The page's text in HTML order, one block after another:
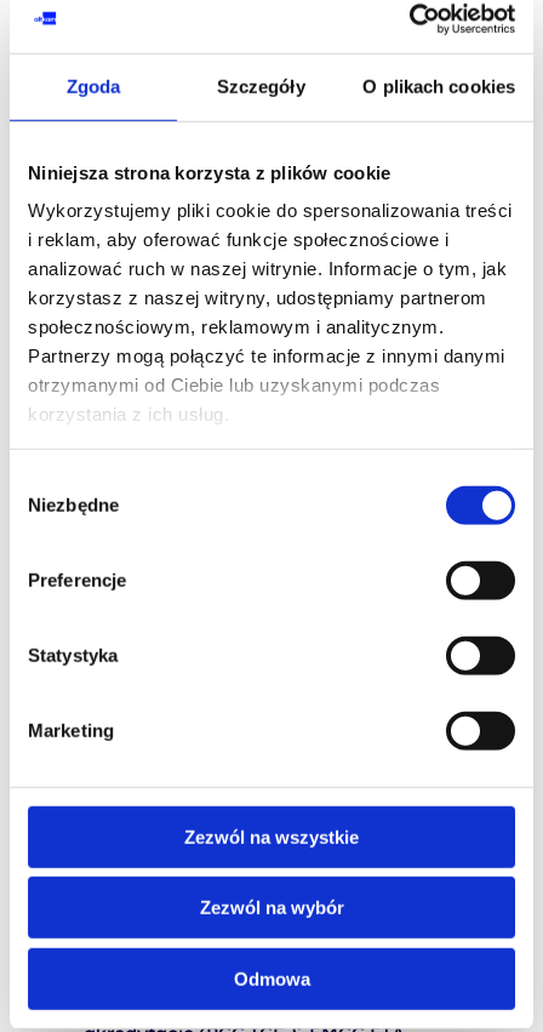
Zgoda Szczegóły O plikach cookies
Niniejsza strona korzysta z plików cookie
Wykorzystujemy pliki cookie do spersonalizowania treści
i reklam, aby oferować funkcje społecznościowe i
analizować ruch w naszej witrynie. Informacje o tym, jak
korzystasz z naszej witryny, udostępniamy partnerom
społecznościowym, reklamowym i analitycznym.
Partnerzy mogą połączyć te informacje z innymi danymi
otrzymanymi od Ciebie lub uzyskanymi podczas
korzystania z ich usług.
zgody
Niezbędne
Preferencje
Statystyka
Marketing
Zezwól na wszystkie
Zezwól na wybór
Odmowa
Jakie efekty daje mentoring dla mentora i
Co zmienia umiejętność pracy mentoringowej w
Co zmienia mentoring w organizacjach?
Sesja Q&A
Prowadzący:
mentor, coach, trener, konsultant,
Od ponad 10 lat trener biznesu, mentor i
superwizor dla coachów i mentorów,
Executive & Team Coach, posiadający